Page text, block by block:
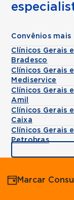
Convênios
Clínicos Gerais
Bradesco
Clínicos Gerais
Mediservice
Clínicos Gerais
Amil
Clínicos Gerais
Caixa
Clínicos Gerais
Petrobras
Marcar